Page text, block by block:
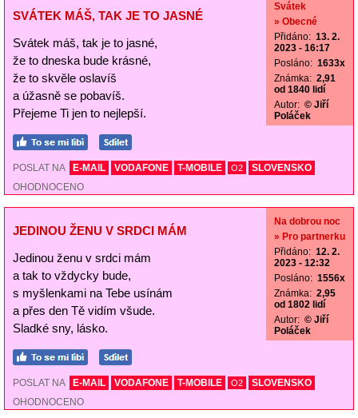
SVÁTEK MÁŠ, TAK JE TO JASNÉ
Svátek máš, tak je to jasné,
že to dneska bude krásné,
že to skvěle oslavíš
a úžasně se pobavíš.
Přejeme Ti jen to nejlepší.
Svátek
» Obecné
Přidáno: 13. 2.
2023 - 16:17
Posláno: 1633x
Známka: 2,91
od 1840 lidí
Autor: © Jiří
Poláček
POSLAT NA E-MAIL VODAFONE T-MOBILE O2
SLOVENSKO
OHODNOCENO
JEDINOU ŽENU V SRDCI MÁM
Jedinou ženu v srdci mám
a tak to vždycky bude,
s myšlenkami na Tebe usínám
a přes den Tě vidím všude.
Sladké sny, lásko.
Na dobrou noc
» Pro partnerku
Přidáno: 12. 2.
2023 - 12:32
Posláno: 1556x
Známka: 2,95
od 1802 lidí
Autor: © Jiří
Poláček
POSLAT NA E-MAIL VODAFONE T-MOBILE O2
SLOVENSKO
OHODNOCENO